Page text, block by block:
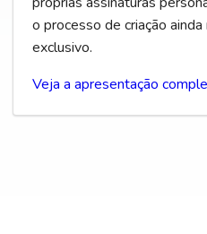
o processo de criação
exclusivo.
Veja a apresentação